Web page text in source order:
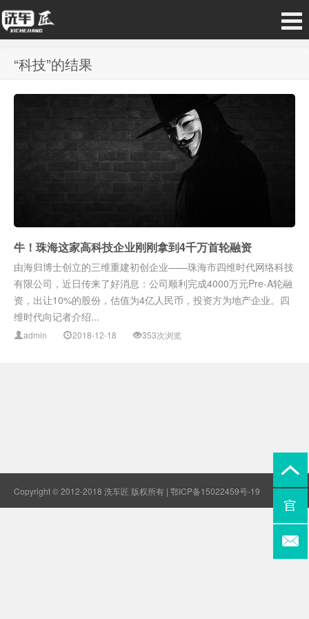
“科技”的结果
牛！珠海这家高科技企业刚刚拿到4千万首轮融资
由海归博士创立的三维重建初创企业——珠海市四维时代网络科技
有限公司，近日传来了好消息：公司顺利完成4000万元Pre-A轮融
资，出让10%的股份，估值为4亿人民币，投资方为地产企业。四
维时代向记者介绍...
admin 2018-12-18 353次浏览
Copyright © 2012-2018 洗车匠 版权所有 | 鄂ICP备15022459号-19